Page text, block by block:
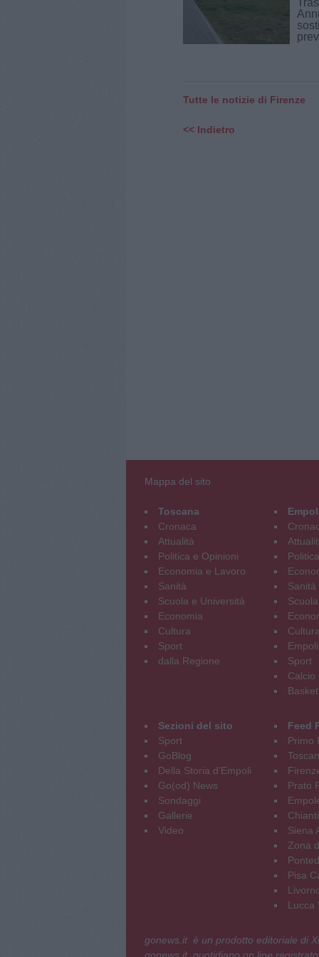
Tutte le notizie di Firenze
<< Indietro
Mappa del sito
Toscana
Cronaca
Attualità
Politica e Opinioni
Economia e Lavoro
Sanità
Scuola e Università
Economia
Cultura
Sport
dalla Regione
Sanità
Cultura
Sport
Calcio
Basket
Sezioni del sito
Sport
GoBlog
Della Storia d'Empoli
Go(od) News
Sondaggi
Gallerie
Video
Feed
Primo
Prato
Siena
Zona
Pisa
Lucca
gonews.it è un prodotto editoriale di